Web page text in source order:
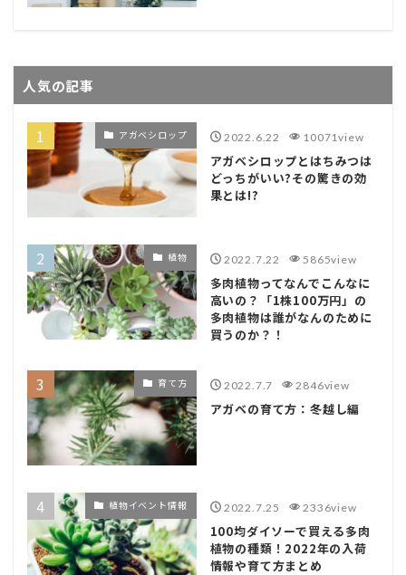
人気の記事
アガベシロップ 2022.6.22 10071view
アガベシロップとはちみつは
どっちがいい?その驚きの効
果とは!?
植物 2022.7.22 5865view
多肉植物ってなんでこんなに
高いの？「1株100万円」の
多肉植物は誰がなんのために
買うのか？！
育て方 2022.7.7 2846view
アガベの育て方：冬越し編
植物イベント情報 2022.7.25 2336view
100均ダイソーで買える多肉
植物の種類！2022年の入荷
情報や育て方まとめ